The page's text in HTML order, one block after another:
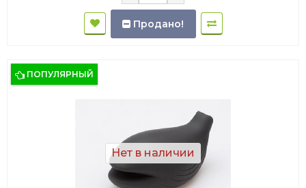
Продано!
ПОПУЛЯРНЫЙ
Нет в наличии